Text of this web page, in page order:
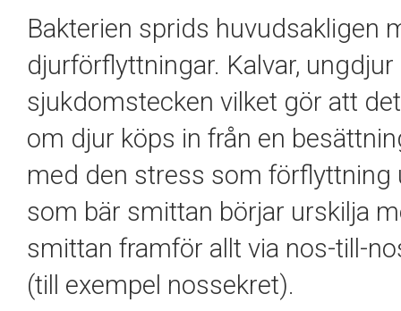
Bakterien sprids huvudsakligen
djurförflyttningar. Kalvar,
sjukdomstecken vilket gör att
om djur köps in från en
med den stress som
som bär smittan börjar urskilja
smittan framför allt via nos-till-
(till exempel nossekret).